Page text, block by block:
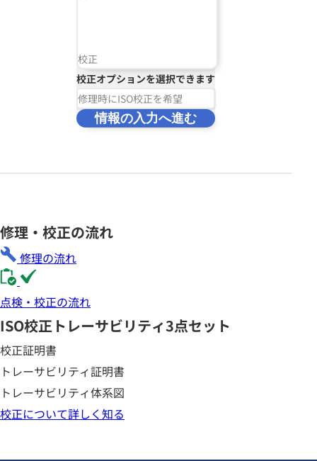
校正
校正オプションを選択できます
修理時にISO校正を希望
情報の入力へ進む
修理・校正の流れ
修理の流れ
点検・校正の流れ
ISO校正 トレーサビリティ3点セット
校正証明書
トレーサビリティ証明書
トレーサビリティ体系図
校正について詳しく知る